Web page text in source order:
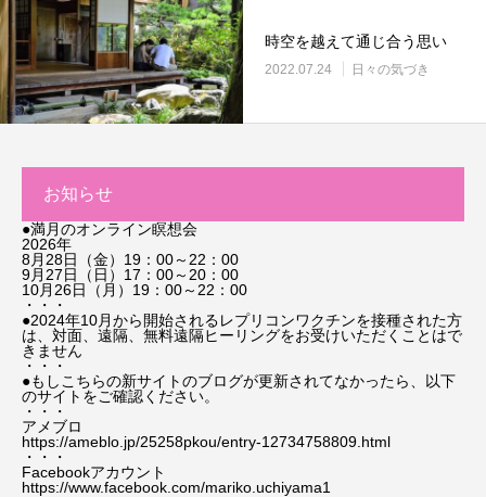
時空を越えて通じ合う思い
2022.07.24 日々の気づき
お知らせ
●満月のオンライン瞑想会
2026年
8月28日（金）19：00～22：00
9月27日（日）17：00～20：00
10月26日（月）19：00～22：00
・・・
●2024年10月から開始されるレプリコンワクチンを接種された方
は、対面、遠隔、無料遠隔ヒーリングをお受けいただくことはで
きません
・・・
●もしこちらの新サイトのブログが更新されてなかったら、以下
のサイトをご確認ください。
・・・
アメブロ
https://ameblo.jp/25258pkou/entry-12734758809.html
・・・
Facebookアカウント
https://www.facebook.com/mariko.uchiyama1